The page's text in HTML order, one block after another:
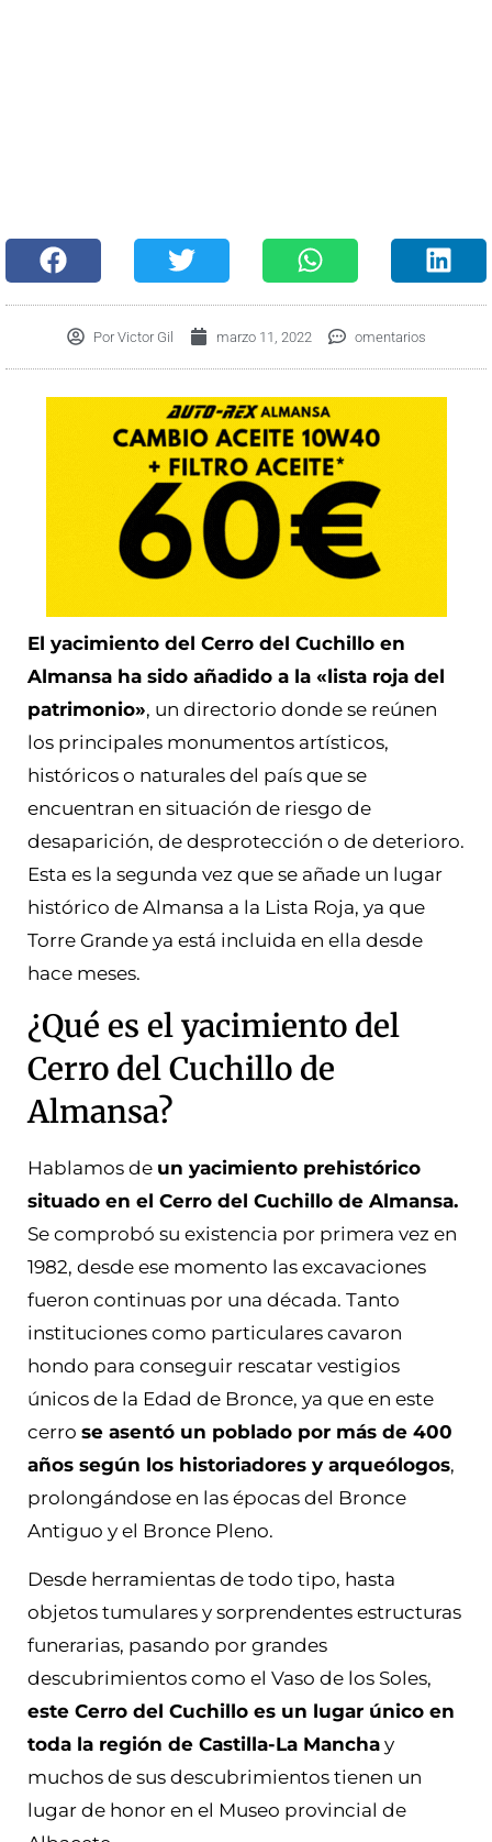
PorVictor Gil marzo 11, 2022 omentarios
El yacimiento del Cerro del Cuchillo en
Almansa ha sido añadido a la «lista roja del
patrimonio», un directorio donde se reúnen
los principales monumentos artísticos,
históricos o naturales del país que se
encuentran en situación de riesgo de
desaparición, de desprotección o de deterioro.
Esta es la segunda vez que se añade un lugar
histórico de Almansa a la Lista Roja, ya que
Torre Grande ya está incluida en ella desde
hace meses.
¿Qué es el yacimiento del
Cerro del Cuchillo de
Almansa?
Hablamos de un yacimiento prehistórico
situado en el Cerro del Cuchillo de Almansa.
Se comprobó su existencia por primera vez en
1982, desde ese momento las excavaciones
fueron continuas por una década. Tanto
instituciones como particulares cavaron
hondo para conseguir rescatar vestigios
únicos de la Edad de Bronce, ya que en este
cerro se asentó un poblado por más de 400
años según los historiadores y arqueólogos,
prolongándose en las épocas del Bronce
Antiguo y el Bronce Pleno.
Desde herramientas de todo tipo, hasta
objetos tumulares y sorprendentes estructuras
funerarias, pasando por grandes
descubrimientos como el Vaso de los Soles,
este Cerro del Cuchillo es un lugar único en
toda la región de Castilla-La Mancha y
muchos de sus descubrimientos tienen un
lugar de honor en el Museo provincial de